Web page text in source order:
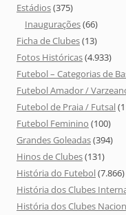
Estádios(375)
Inaugurações(66)
Ficha de Clubes(13)
Fotos Históricas(4.933)
Futebol – Categorias de
Futebol Amador /
Futebol de Praia / Futsal
Futebol Feminino (100)
Grandes Goleadas(394)
Hinos de Clubes(131)
História do Futebol(7.866)
História dos Clubes
História dos Clubes